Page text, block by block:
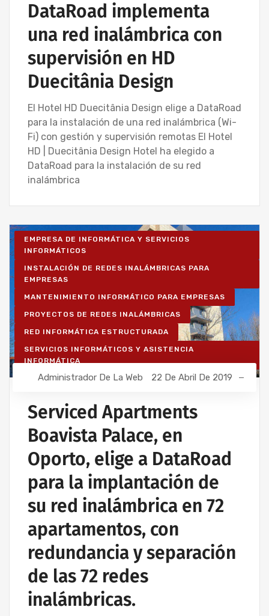
DataRoad implementa
una red inalámbrica con
supervisión en HD
Duecitânia Design
El Hotel HD Duecitânia Design elige a DataRoad
para la instalación de una red inalámbrica (Wi-
Fi) con gestión y supervisión remotas El Hotel
HD | Duecitânia Design Hotel ha elegido a
DataRoad para la instalación de su red
inalámbrica
EMPRESA DE INFORMÁTICA Y SERVICIOS
INFORMÁTICOS
INSTALACIÓN DE REDES INALÁMBRICAS PARA
EMPRESAS
MANTENIMIENTO INFORMÁTICO PARA EMPRESAS
PROYECTOS DE REDES INALÁMBRICAS
RED INFORMÁTICA ESTRUCTURADA
SERVICIOS INFORMÁTICOS Y ASISTENCIA
INFORMÁTICA
Administrador De La Web 22 De Abril De 2019
Serviced Apartments
Boavista Palace, en
Oporto, elige a DataRoad
para la implantación de
su red inalámbrica en 72
apartamentos, con
redundancia y separación
de las 72 redes
inalámbricas.